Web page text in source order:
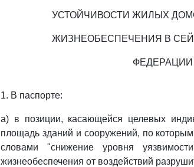
УСТОЙЧИВОСТИ ЖИЛЫХ
ЖИЗНЕОБЕСПЕЧЕНИЯ В
ФЕДЕРАЦИИ
1. В паспорте:
а) в позиции, касающейся целевых
площадь зданий и сооружений, по
словами "снижение уровня
жизнеобеспечения от воздействий